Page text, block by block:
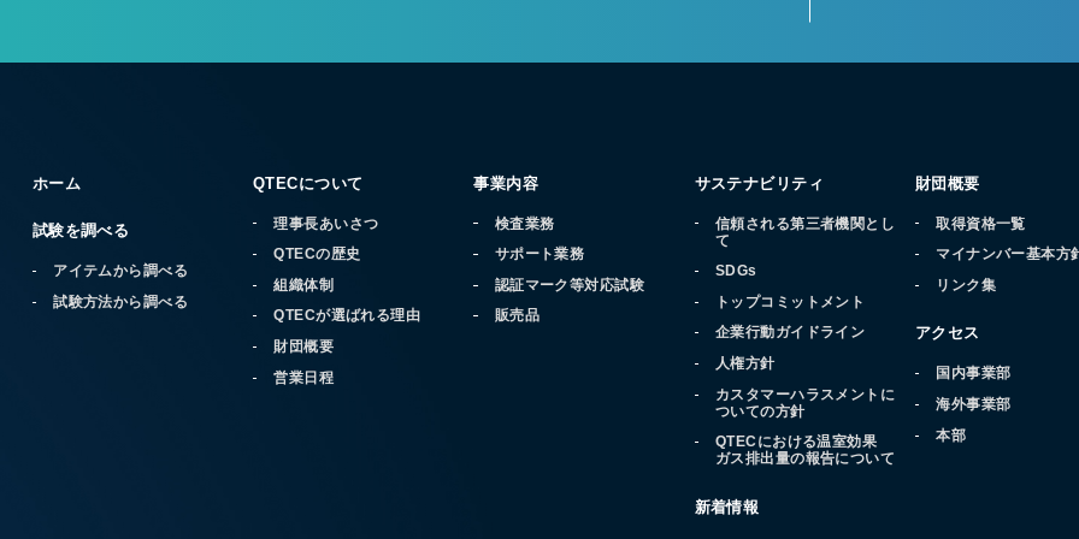
ホーム
試験を調べる
アイテムから調べる
試験方法から調べる
QTECについて
理事長あいさつ
QTECの歴史
組織体制
QTECが選ばれる理由
財団概要
営業日程
事業内容
検査業務
サポート業務
認証マーク等対応試験
販売品
サステナビリティ
信頼される第三者機関とし
て
SDGs
トップコミットメント
企業行動ガイドライン
人権方針
カスタマーハラスメントに
ついての方針
QTECにおける温室効果
ガス排出量の報告について
新着情報
財団概要
取得資格一覧
マイナンバー基本方
リンク集
アクセス
国内事業部
海外事業部
本部